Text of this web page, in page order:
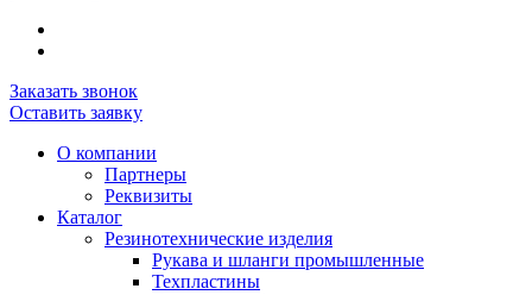
Заказать звонок
Оставить заявку
О компании
Партнеры
Реквизиты
Каталог
Резинотехнические изделия
Рукава и шланги промышленные
Техпластины